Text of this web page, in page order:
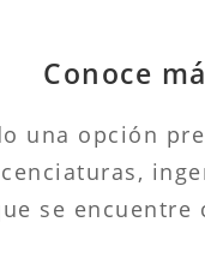
Conoce
una opción
se encuentre